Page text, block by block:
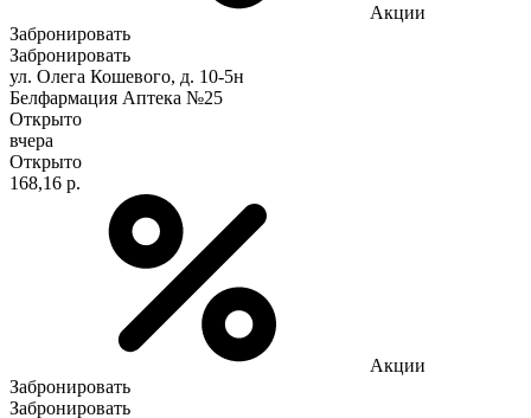
Акции
Забронировать
Забронировать
ул. Олега Кошевого, д. 10-5н
Белфармация Аптека №25
Открыто
вчера
Открыто
168,16 р.
Акции
Забронировать
Забронировать